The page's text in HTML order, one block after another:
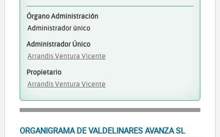
Órgano Administración
Administrador único
Administrador Único
Arrandis Ventura Vicente
Propietario
Arrandis Ventura Vicente
ORGANIGRAMA DE VALDELINARES AVANZA SL